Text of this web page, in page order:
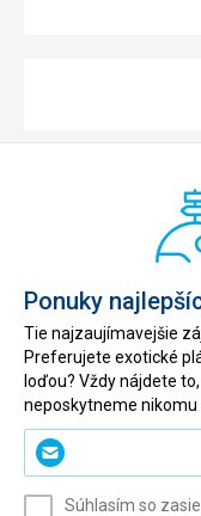
Ponuky
Tie najzaujímavejšie
Preferujete exotické
loďou? Vždy nájdete
neposkytneme nikomu
Zadajte
svoj
Súhlasím so